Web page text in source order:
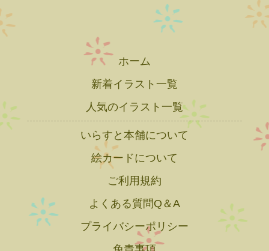
ホーム
新着イラスト一覧
人気のイラスト一覧
いらすと本舗について
絵カードについて
ご利用規約
よくある質問Q＆A
プライバシーポリシー